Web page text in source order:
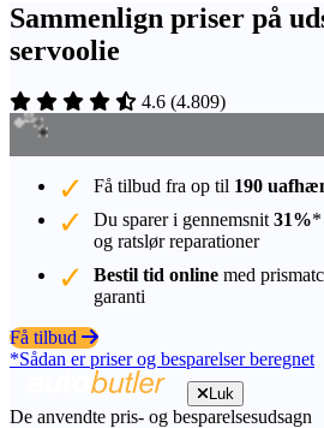
Sammenlign priser på
servoolie
4.6 (4.809)
Få tilbud fra op til 190
Du sparer i gennemsnit 31%*
og ratslør reparationer
Bestil tid online med
garanti
Få tilbud
*Sådan er priser og besparelser beregnet
Luk
De anvendte pris- og besparelsesudsagn